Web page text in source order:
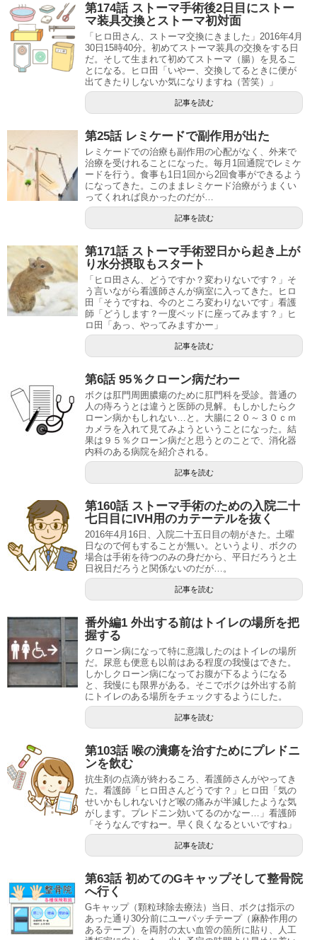
第174話 ストーマ手術後2日目にストー
マ装具交換とストーマ初対面
「ヒロ田さん、ストーマ交換にきました」2016年4月
30日15時40分。初めてストーマ装具の交換をする日
だ。そして生まれて初めてストーマ（腸）を見るこ
とになる。ヒロ田「いやー、交換してるときに便が
出てきたりしないか気になりますね（苦笑）」
記事を読む
第25話 レミケードで副作用が出た
レミケードでの治療も副作用の心配がなく、外来で
治療を受けれることになった。毎月1回通院でレミケ
ードを行う。食事も1日1回から2回食事ができるよう
になってきた。このままレミケード治療がうまくい
ってくれれば良かったのだが…
記事を読む
第171話 ストーマ手術翌日から起き上が
り水分摂取もスタート
「ヒロ田さん、どうですか？変わりないです？」そ
う言いながら看護師さんが病室に入ってきた。ヒロ
田「そうですね、今のところ変わりないです」看護
師「どうします？一度ベッドに座ってみます？」ヒ
ロ田「あっ、やってみますかー」
記事を読む
第6話 95％クローン病だわー
ボクは肛門周囲膿瘍のために肛門科を受診。普通の
人の痔ろうとは違うと医師の見解。もしかしたらク
ローン病かもしれない…と。大腸に２０～３０ｃｍ
カメラを入れて見てみようということになった。結
果は９５％クローン病だと思うとのことで、消化器
内科のある病院を紹介される。
記事を読む
第160話 ストーマ手術のための入院二十
七日目にIVH用のカテーテルを抜く
2016年4月16日、入院二十五日目の朝がきた。土曜
日なので何もすることが無い。というより、ボクの
場合は手術を待つのみの身だから、平日だろうと土
日祝日だろうと関係ないのだが…。
記事を読む
番外編1 外出する前はトイレの場所を把
握する
クローン病になって特に意識したのはトイレの場所
だ。尿意も便意も以前はある程度の我慢はできた。
しかしクローン病になってお腹が下るようになる
と、我慢にも限界がある。そこでボクは外出する前
にトイレのある場所をチェックするようにした。
記事を読む
第103話 喉の潰瘍を治すためにプレドニ
ンを飲む
抗生剤の点滴が終わるころ、看護師さんがやってき
た。看護師「ヒロ田さんどうです？」ヒロ田「気の
せいかもしれないけど喉の痛みが半減したような気
がします。プレドニン効いてるのかなー…」看護師
「そうなんですねー。早く良くなるといいですね」
記事を読む
第63話 初めてのGキャップそして整骨院
へ行く
Gキャップ（顆粒球除去療法）当日、ボクは指示の
あった通り30分前にユーパッチテープ（麻酔作用の
あるテープ）を両肘の太い血管の箇所に貼り、人工